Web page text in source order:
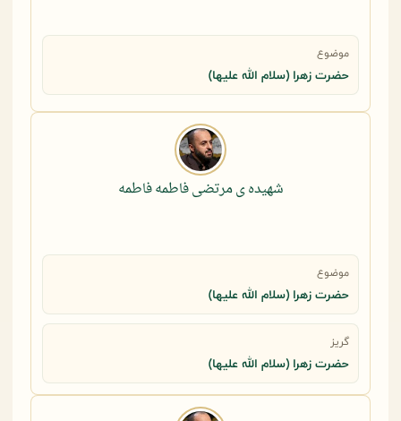
موضوع
حضرت زهرا (سلام الله علیها)
شهیده ی مرتضی فاطمه فاطمه
موضوع
حضرت زهرا (سلام الله علیها)
گریز
حضرت زهرا (سلام الله علیها)